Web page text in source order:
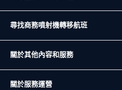
尋找商務噴射機轉移航班
關於其他內容和服務
關於服務運營